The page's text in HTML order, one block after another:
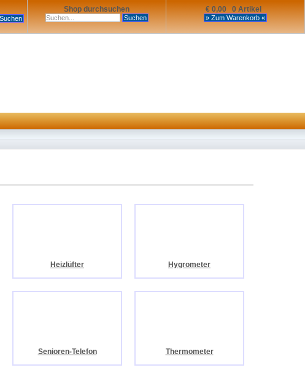
€ 0,00 0 Artikel
Shop durchsuchen
Heizlüfter Hygrometer
Senioren-Telefon Thermometer